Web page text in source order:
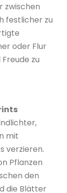
zwischen
festlicher zu
oder Flur
zu
mit
verzieren.
Pflanzen
den
die Blätter